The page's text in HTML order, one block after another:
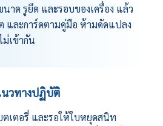
าด รูยึด และรอบของเครื่อง แล้ว
ละการ์ดตามคู่มือ ห้ามดัดแปลง
เข้ากัน
วทางปฏิบัติ
เตอรี่ และรอให้ใบหยุดสนิท